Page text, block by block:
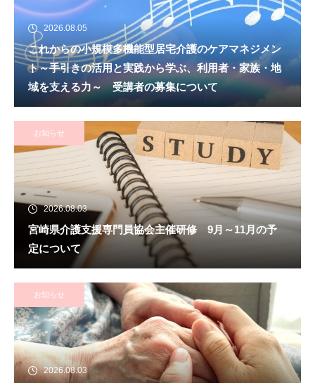
2026.08.05
これからの小規模多機能型居宅介護のケアマネジメン
ト～手引きの活用と実践から学ぶ、利用者・家族・地
域を支える力～ 受講者の募集について
お知らせ
2026.08.03
宮崎県介護支援専門員協会主催研修 9月～11月の予
定について
お知らせ
2026.08.03